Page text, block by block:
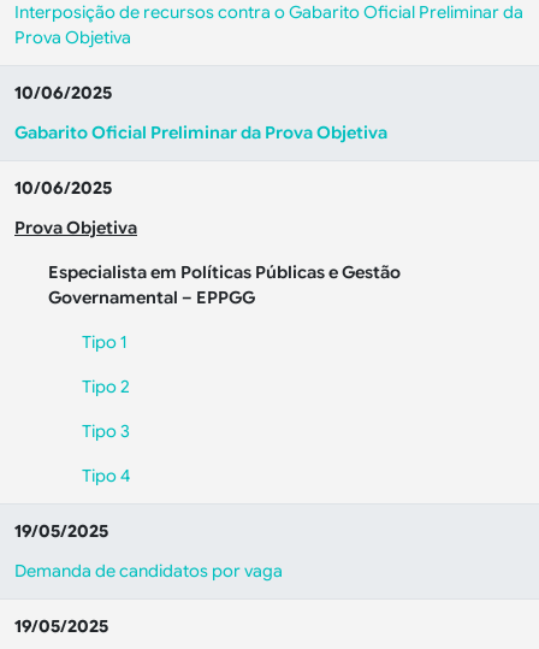
Interposição de recursos contra o Gabarito Oficial Preliminar da
Prova Objetiva
10/06/2025
Gabarito Oficial Preliminar da Prova Objetiva
10/06/2025
Prova Objetiva
Especialista em Políticas Públicas e Gestão
Governamental – EPPGG
Tipo 1
Tipo 2
Tipo 3
Tipo 4
19/05/2025
Demanda de candidatos por vaga
19/05/2025